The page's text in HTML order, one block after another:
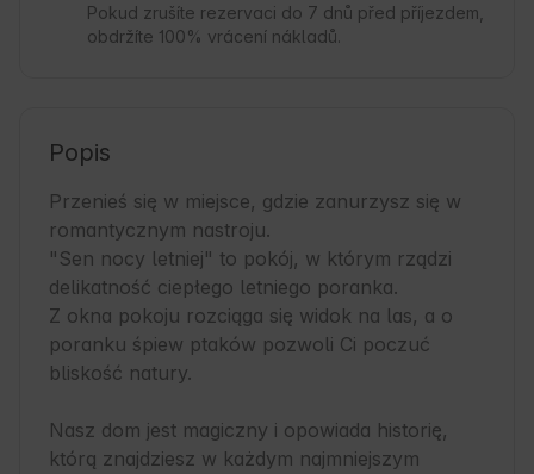
Pokud zrušíte rezervaci do 7 dnů před příjezdem,
obdržíte 100% vrácení nákladů.
Popis
Przenieś się w miejsce, gdzie zanurzysz się w
romantycznym nastroju.
"Sen nocy letniej" to pokój, w którym rządzi
delikatność ciepłego letniego poranka.
Z okna pokoju rozciąga się widok na las, a o
poranku śpiew ptaków pozwoli Ci poczuć
bliskość natury.
Nasz dom jest magiczny i opowiada historię,
którą znajdziesz w każdym najmniejszym